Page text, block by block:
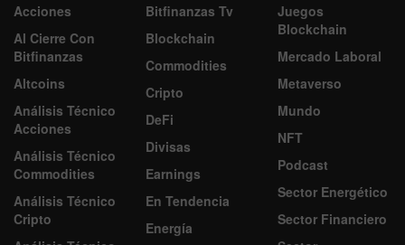
Acciones
Al Cierre Con
Bitfinanzas
Altcoins
Análisis Técnico
Acciones
Análisis Técnico
Commodities
Análisis Técnico
Cripto
Bitfinanzas Tv
Blockchain
Commodities
Cripto
DeFi
Divisas
Earnings
En Tendencia
Energía
Juegos
Blockchain
Mercado Laboral
Metaverso
Mundo
NFT
Podcast
Sector Energético
Sector Financiero